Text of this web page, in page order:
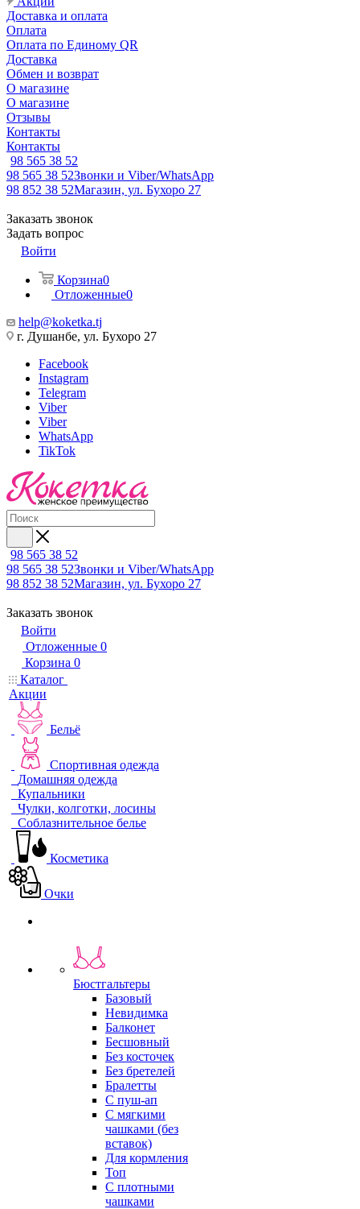
Доставка и оплата
Оплата
Оплата по Единому QR
Доставка
Обмен и возврат
О магазине
О магазине
Отзывы
Контакты
Контакты
98 565 38 52
98 565 38 52Звонки и Viber/WhatsApp
98 852 38 52Магазин, ул. Бухоро 27
Заказать звонок
Задать вопрос
Войти
Корзина0
Отложенные0
help@koketka.tj
г. Душанбе, ул. Бухоро 27
Facebook
Instagram
Telegram
Viber
Viber
WhatsApp
TikTok
98 565 38 52
98 565 38 52Звонки и Viber/WhatsApp
98 852 38 52Магазин, ул. Бухоро 27
Заказать звонок
Войти
Отложенные 0
Корзина 0
Каталог
Акции
Бельё
Спортивная одежда
Домашняя одежда
Купальники
Чулки, колготки, лосины
Соблазнительное белье
Косметика
Очки
Бюстгальтеры
Базовый
Невидимка
Балконет
Бесшовный
Без косточек
Без бретелей
Бралетты
С пуш-ап
С мягкими
чашками (без
вставок)
Для кормления
Топ
С плотными
чашками